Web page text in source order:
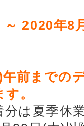
2020年8
前までの
。
分は夏季休